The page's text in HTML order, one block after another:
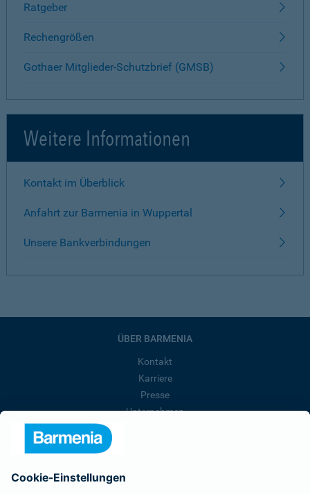
Ratgeber
Rechengrößen
Gothaer Mitglieder-Schutzbrief (GMSB)
Weitere Informationen
Kontakt im Überblick
Anfahrt zur Barmenia in Wuppertal
Unsere Bankverbindungen
ÜBER BARMENIA
Kontakt
Karriere
Presse
Unternehmen
Affiliate-Partner werden